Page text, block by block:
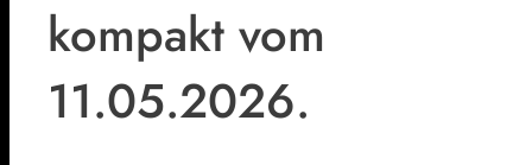
kompakt vom
11.05.2026.